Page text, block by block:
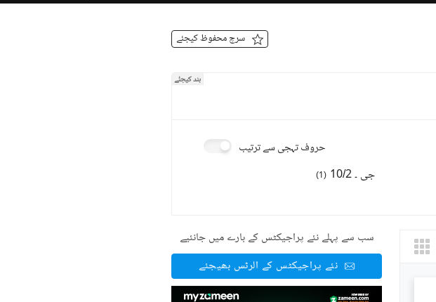
سرچ محفوظ کیجئے
بند کیجئے
حروف تہجی سے ترتیب
جی ۔ 10/2 (
1
)
سب سے پہلے نئے پراجیکٹس کے بارے میں جانئیے
نئے پراجیکٹس کے الرٹس بھیجئے